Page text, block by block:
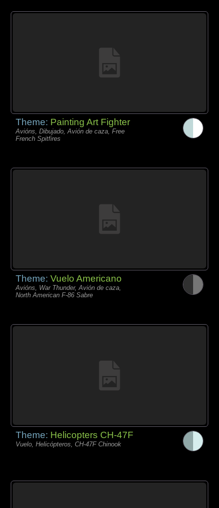
Theme: Painting Art Fighter
Avións, Dibujado, Avión de caza, Free
French Spitfires
Theme:Vuelo Americano
Avións, War Thunder, Avión de caza,
North American F-86 Sabre
Theme: Helicopters CH-47F
Vuelo, Helicópteros, CH-47F Chinook